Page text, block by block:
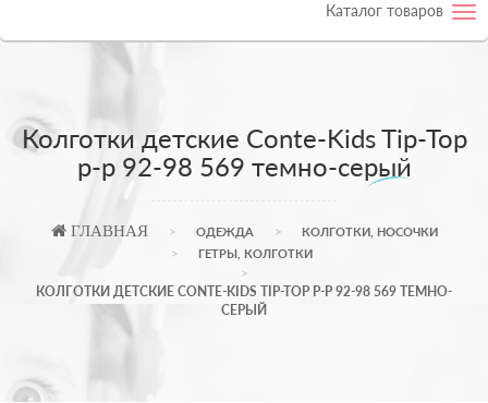
Каталог товаров
Колготки детские Conte-Kids Tip-Top
р-р 92-98 569 темно-серый
ГЛАВНАЯ ОДЕЖДА
КОЛГОТКИ, НОСОЧКИ
ГЕТРЫ, КОЛГОТКИ
КОЛГОТКИ ДЕТСКИЕ CONTE-KIDS TIP-TOP Р-Р 92-98 569 ТЕМНО-
СЕРЫЙ